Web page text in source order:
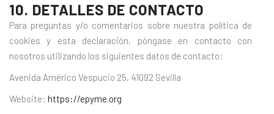
10. DETALLES DE CONTACTO
Para preguntas y/o comentarios sobre nuestra política de
cookies y esta declaración, póngase en contacto con
nosotros utilizando los siguientes datos de contacto:
Avenida Américo Vespucio 25, 41092 Sevilla
Website: https://epyme.org